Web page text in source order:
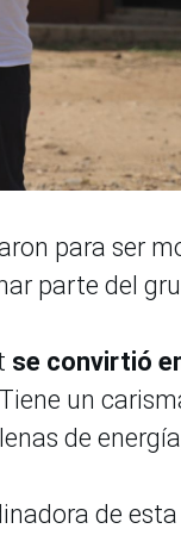
para ser
parte del
se convirtió
un
de
de